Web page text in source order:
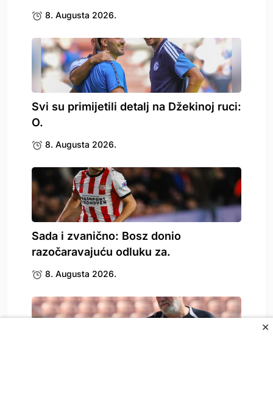
✕
8. Augusta 2026.
Svi su primijetili detalj na Džekinoj ruci:
O.
8. Augusta 2026.
Sada i zvanično: Bosz donio
razočaravajuću odluku za.
8. Augusta 2026.